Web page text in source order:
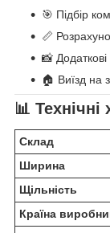
🎯 Підбір
📏
📸
🏠 Виїзд на
📊 Технічні
Склад
Ширина
Щільність
Країна